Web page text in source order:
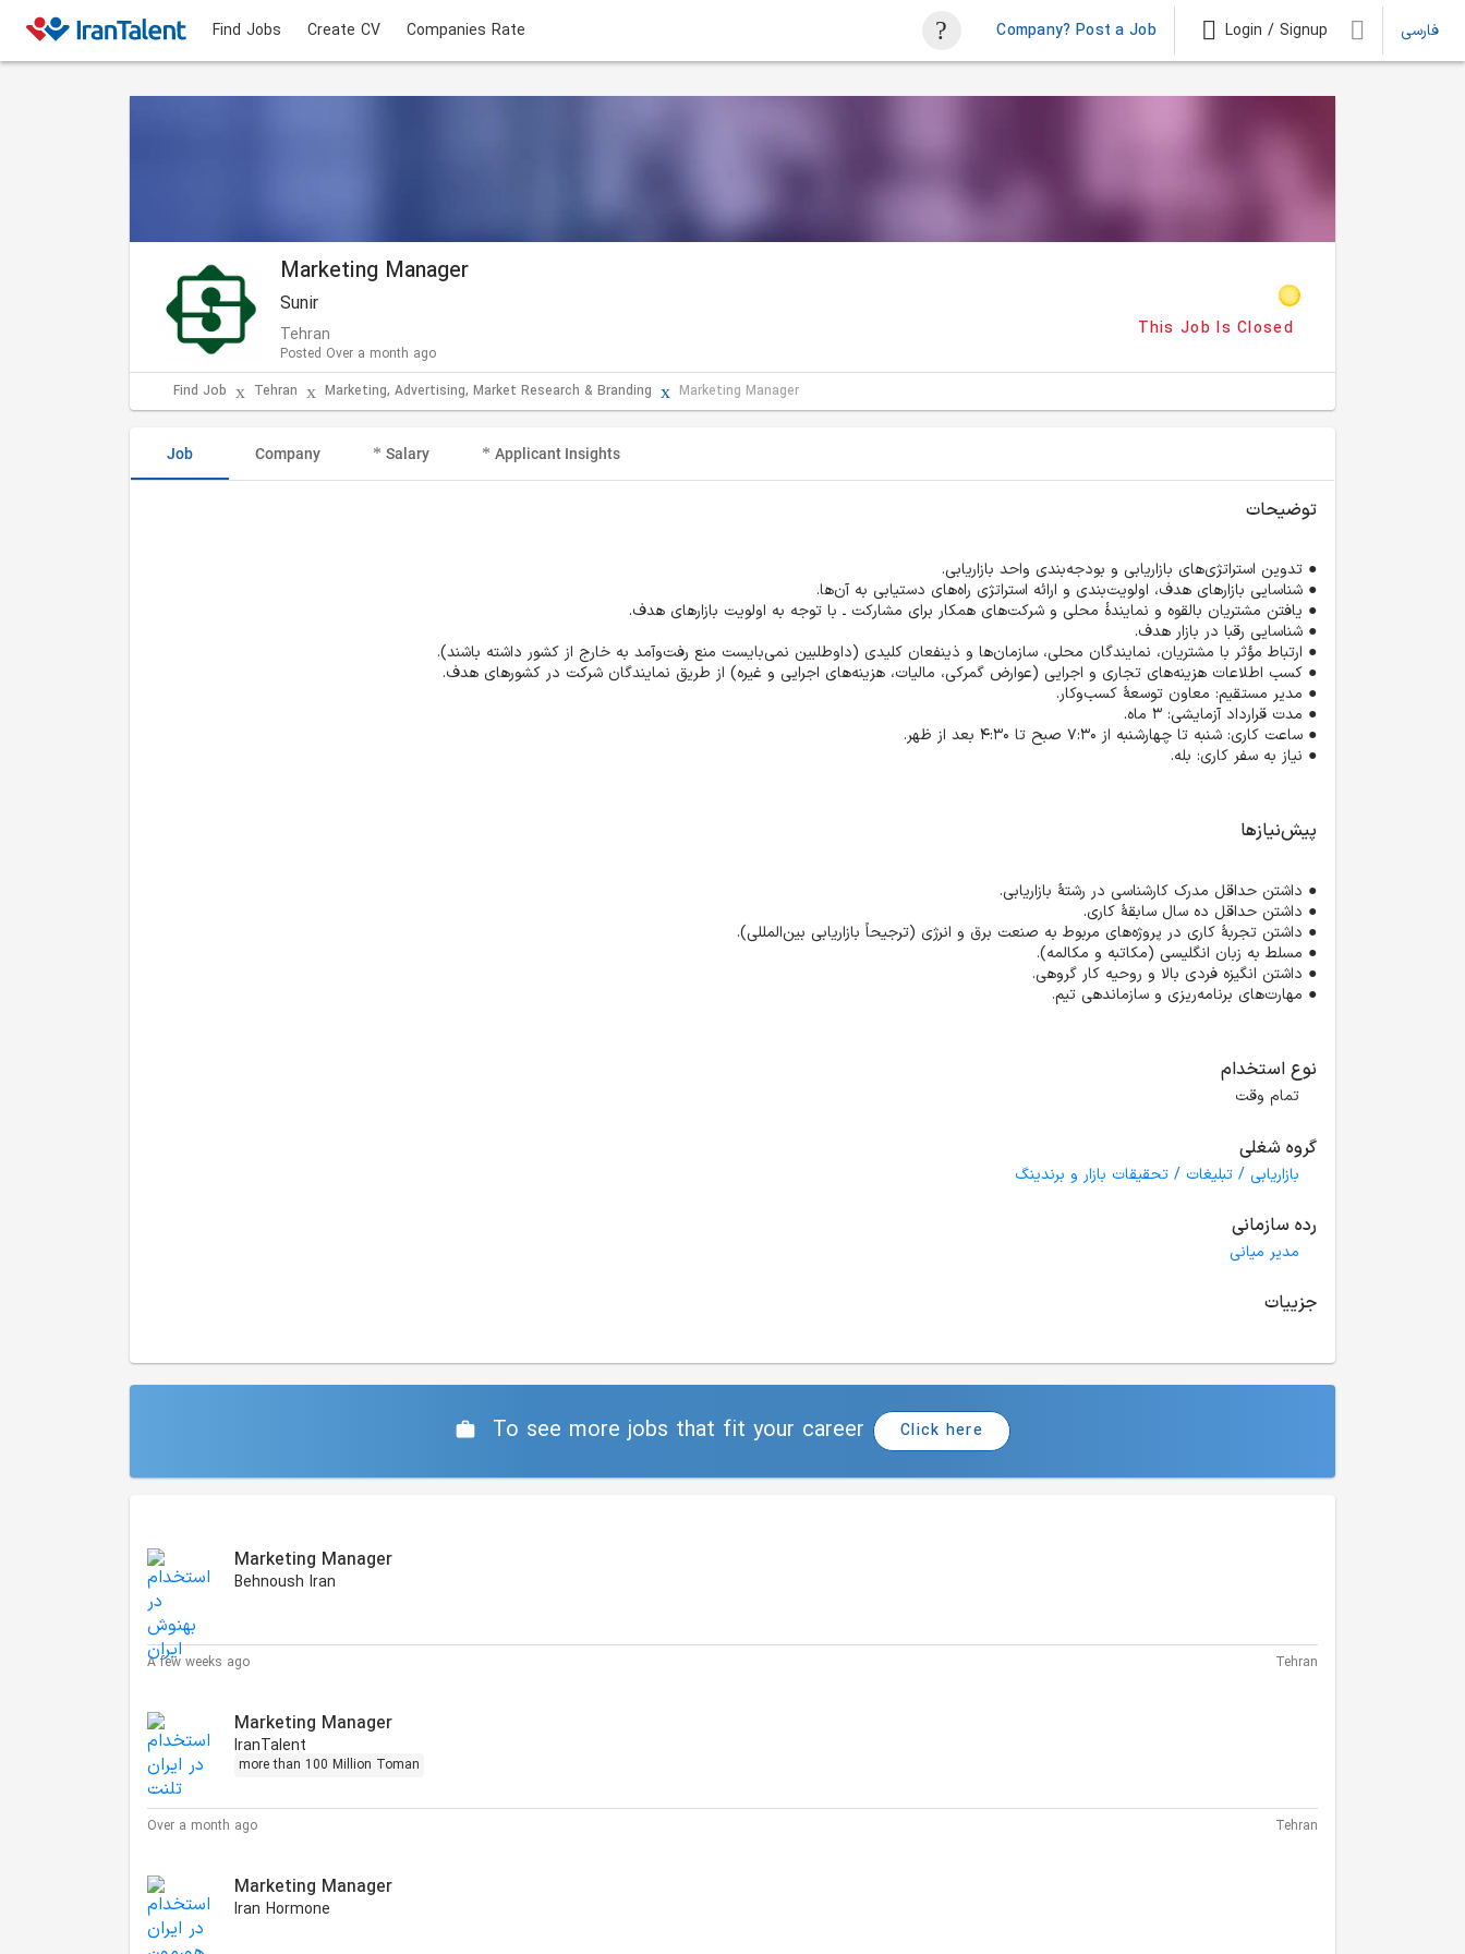
Find Jobs Create CV Companies Rate Company? Post a Job Login / Signup فارسی
Marketing Manager
Sunir
Tehran
Posted Over a month ago
This Job Is Closed
Find Job Tehran Marketing, Advertising, Market Research & Branding Marketing Manager
Job Company Salary Applicant Insights
توضیحات
● تدوین استراتژی‌های بازاریابی و بودجه‌بندی واحد بازاریابی.
● شناسایی بازارهای هدف، اولویت‌بندی و ارائه استراتژی راه‌های دستیابی به آن‌ها.
● یافتن مشتریان بالقوه و نمایندۀ محلی و شرکت‌های همکار برای مشارکت ـ با توجه به اولویت بازارهای هدف.
● شناسایی رقبا در بازار هدف.
● ارتباط مؤثر با مشتریان، نمایندگان محلی، سازمان‌ها و ذینفعان کلیدی (داوطلبین نمی‌بایست منع رفت‌وآمد به خارج از کشور داشته باشند).
● کسب اطلاعات هزینه‌های تجاری و اجرایی (عوارض گمرکی، مالیات، هزینه‌های اجرایی و غیره) از طریق نمایندگان شرکت در کشورهای هدف.
● مدیر مستقیم: معاون توسعۀ کسب‌وکار.
● مدت قرارداد آزمایشی: ۳ ماه.
● ساعت کاری: شنبه تا چهارشنبه از 7:30 صبح تا 4:30 بعد از ظهر.
● نیاز به سفر کاری: بله.
پیش‌نیازها
● مهارت‌های برنامه‌ریزی و سازماندهی تیم.
نوع استخدام
تمام وقت
گروه شغلی
بازاریابی / تبلیغات / تحقیقات بازار و برندینگ
رده سازمانی
مدیر میانی
جزییات
To see more jobs that fit your career Click here
Marketing Manager
Behnoush Iran
A few weeks ago Tehran
Marketing Manager
IranTalent
more than 100 Million Toman
Over a month ago Tehran
Marketing Manager
Iran Hormone